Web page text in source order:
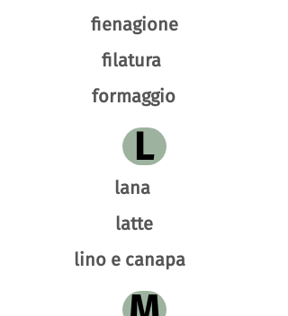
fienagione
filatura
formaggio
L
lana
latte
lino e canapa